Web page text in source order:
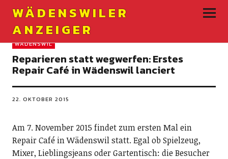
WÄDENSWILER
ANZEIGER
WÄDENSWIL
Reparieren statt wegwerfen: Erstes
Repair Café in Wädenswil lanciert
22. OKTOBER 2015
Am 7. November 2015 findet zum ersten Mal ein
Repair Café in Wädenswil statt. Egal ob Spielzeug,
Mixer, Lieblingsjeans oder Gartentisch: die Besucher